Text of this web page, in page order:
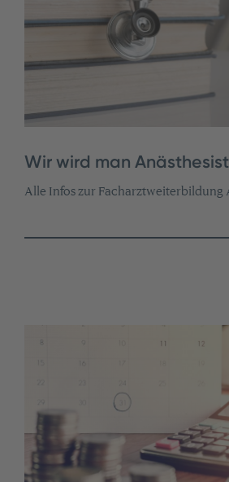
Wir wird man
Alle Infos zur Facharztweiterbildung